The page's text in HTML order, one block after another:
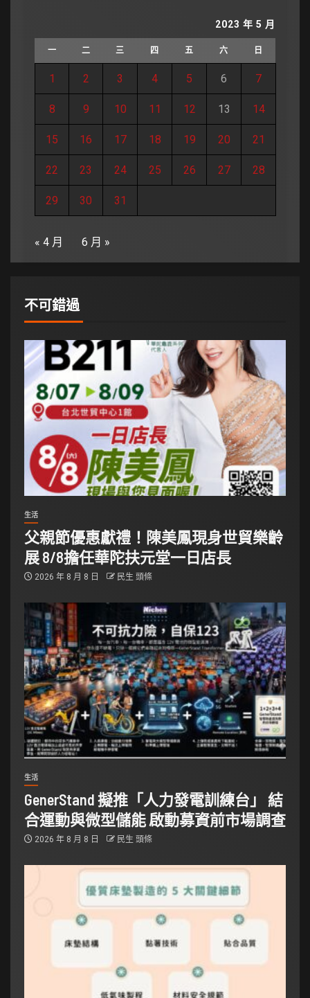
2023 年 5 月
一 二 三 四 五 六 日
1 2 3 4 5 6 7
8 9 10 11 12 13 14
15 16 17 18 19 20 21
22 23 24 25 26 27 28
29 30 31
« 4 月 6 月 »
不可錯過
生活
父親節優惠獻禮！陳美鳳現身世貿樂齡
展 8/8擔任華陀扶元堂一日店長
2026 年 8 月 8 日 民生 頭條
生活
GenerStand 擬推「人力發電訓練台」 結
合運動與微型儲能 啟動募資前市場調查
2026 年 8 月 8 日 民生 頭條